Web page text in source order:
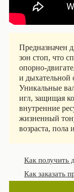
Предназначен
зон стоп, что
опорно-
и дыхательной
Уникальные
игл, защищая
внутренние
жизненный
возраста, пола
Как получить
Как заказать